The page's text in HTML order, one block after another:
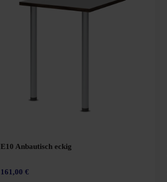
E10 Anbautisch eckig
161,00 €